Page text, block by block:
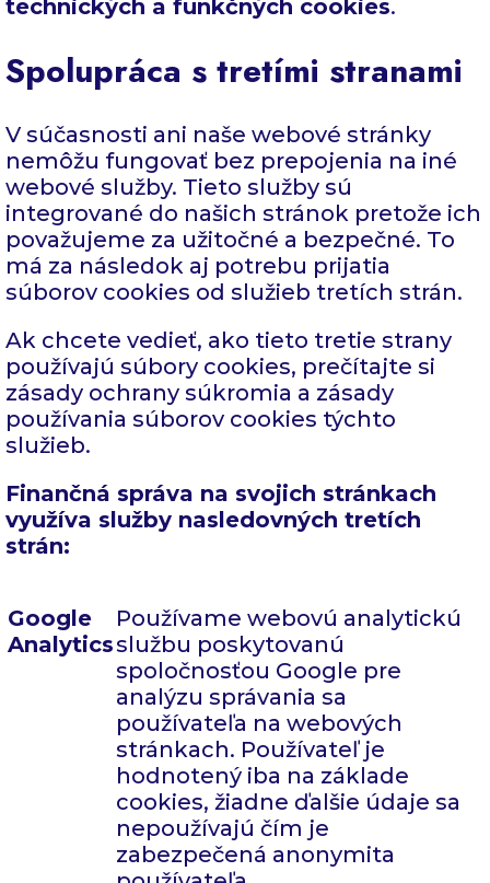
technických a funkčných cookies.
Spolupráca s tretími stranami
V súčasnosti ani naše webové stránky
nemôžu fungovať bez prepojenia na iné
webové služby. Tieto služby sú
integrované do našich stránok pretože ich
považujeme za užitočné a bezpečné. To
má za následok aj potrebu prijatia
súborov cookies od služieb tretích strán.
Ak chcete vedieť, ako tieto tretie strany
používajú súbory cookies, prečítajte si
zásady ochrany súkromia a zásady
používania súborov cookies týchto
služieb.
Finančná správa na svojich stránkach
využíva služby nasledovných tretích
strán:
Google
Analytics
Používame webovú analytickú
službu poskytovanú
spoločnosťou Google pre
analýzu správania sa
používateľa na webových
stránkach. Používateľ je
hodnotený iba na základe
cookies, žiadne ďalšie údaje sa
nepoužívajú čím je
zabezpečená anonymita